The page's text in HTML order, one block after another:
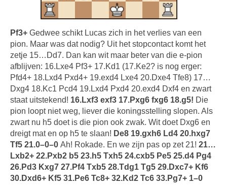
Pf3+ Gedwee schikt Lucas zich in het verlies van een
pion. Maar was dat nodig? Uit het stopcontact komt het
zetje 15…Dd7. Dan kan wit maar beter van die e-pion
afblijven: 16.Lxe4 Pf3+ 17.Kd1 (17.Ke2? is nog erger:
Pfd4+ 18.Lxd4 Pxd4+ 19.exd4 Lxe4 20.Dxe4 Tfe8) 17…
Dxg4 18.Kc1 Pcd4 19.Lxd4 Pxd4 20.exd4 Dxf4 en zwart
staat uitstekend! 16.Lxf3 exf3 17.Pxg6 fxg6 18.g5! Die
pion loopt niet weg, liever die koningsstelling slopen. Als
zwart nu h5 doet is die pion ook zwak. Wit doet Dxg6 en
dreigt mat en op h5 te slaan! De8 19.gxh6 Ld4 20.hxg7
Tf5 21.0–0–0 Ah! Rokade. En we zijn pas op zet 21! 21…
Lxb2+ 22.Pxb2 b5 23.h5 Txh5 24.cxb5 Pe5 25.d4 Pg4
26.Pd3 Kxg7 27.Pf4 Txb5 28.Tdg1 Tg5 29.Dxc7+ Kf6
30.Dxd6+ Kf5 31.Pe6 Tc8+ 32.Kd2 Tc6 33.Pg7+ 1–0